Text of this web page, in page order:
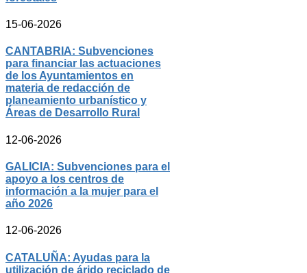
15-06-2026
CANTABRIA: Subvenciones
para financiar las actuaciones
de los Ayuntamientos en
materia de redacción de
planeamiento urbanístico y
Áreas de Desarrollo Rural
12-06-2026
GALICIA: Subvenciones para el
apoyo a los centros de
información a la mujer para el
año 2026
12-06-2026
CATALUÑA: Ayudas para la
utilización de árido reciclado de